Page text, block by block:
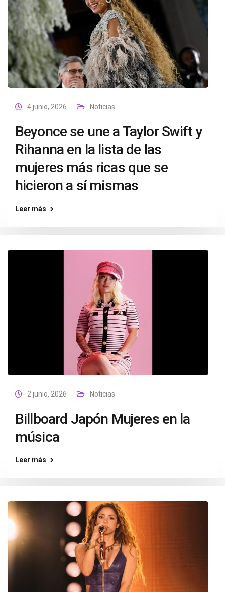
4 junio, 2026 Noticias
Beyonce se une a Taylor Swift y
Rihanna en la lista de las
mujeres más ricas que se
hicieron a sí mismas
Leer más
2 junio, 2026 Noticias
Billboard Japón Mujeres en la
música
Leer más